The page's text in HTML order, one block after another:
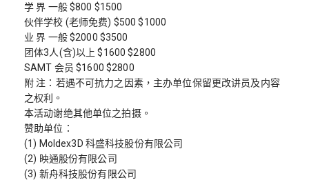
学 界 一般 $800 $1500
伙伴学校 (老师免费) $500 $1000
业 界 一般 $2000 $3500
团体3人(含)以上 $1600 $2800
SAMT 会员 $1600 $2800
附 注：若遇不可抗力之因素，主办单位保留更改讲员及内容
之权利。
本活动谢绝其他单位之拍摄。
赞助单位：
(1) Moldex3D 科盛科技股份有限公司
(2) 映通股份有限公司
(3) 新舟科技股份有限公司